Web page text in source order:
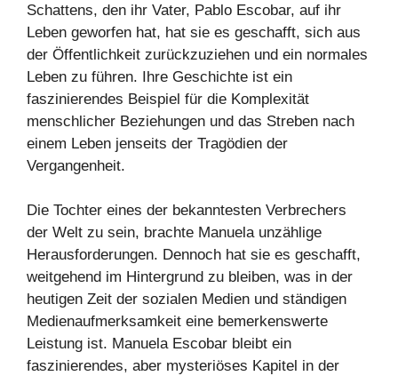
Schattens, den ihr Vater, Pablo Escobar, auf ihr
Leben geworfen hat, hat sie es geschafft, sich aus
der Öffentlichkeit zurückzuziehen und ein normales
Leben zu führen. Ihre Geschichte ist ein
faszinierendes Beispiel für die Komplexität
menschlicher Beziehungen und das Streben nach
einem Leben jenseits der Tragödien der
Vergangenheit.
Die Tochter eines der bekanntesten Verbrechers
der Welt zu sein, brachte Manuela unzählige
Herausforderungen. Dennoch hat sie es geschafft,
weitgehend im Hintergrund zu bleiben, was in der
heutigen Zeit der sozialen Medien und ständigen
Medienaufmerksamkeit eine bemerkenswerte
Leistung ist. Manuela Escobar bleibt ein
faszinierendes, aber mysteriöses Kapitel in der